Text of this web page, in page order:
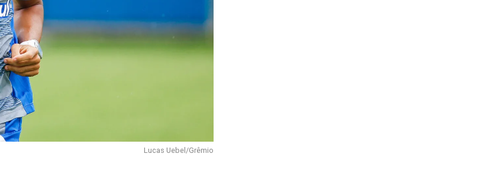
Lucas Uebel/Grêmio